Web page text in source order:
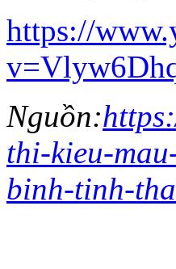
https://
Nguồn:
thi-kieu-
binh-tinh-